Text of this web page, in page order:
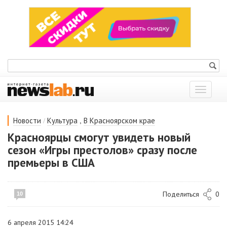
Показать
меню
Новости / Культура , В Красноярском крае
Красноярцы смогут увидеть новый
сезон «Игры престолов» сразу после
премьеры в США
10 Поделиться 0
6 апреля 2015 14:24